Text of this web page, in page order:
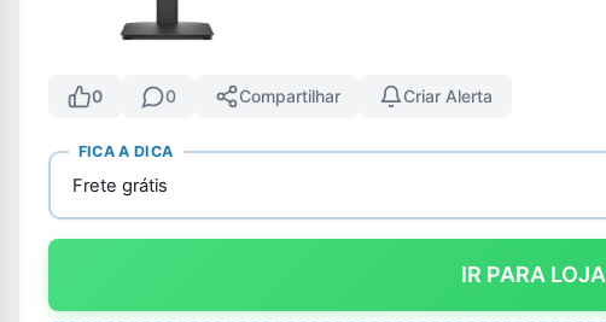
0 0 Compartilhar Criar Alerta
FICA A DICA
Frete grátis
IR PARA LOJA